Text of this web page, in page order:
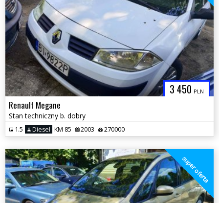
3 450 PLN
Renault Megane
Stan techniczny b. dobry
1.5 Diesel KM 85 2003 270000
super oferta